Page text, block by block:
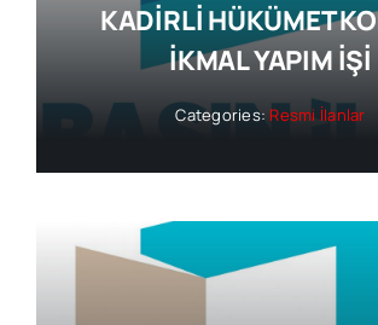
KADİRLİ HÜKÜMET
İKMAL YAPIM İŞİ
Categories: Resmi İlanlar